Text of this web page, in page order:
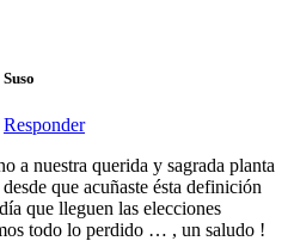
Suso
Responder
a nuestra querida y sagrada planta
que acuñaste ésta definición
que lleguen las elecciones
todo lo perdido … , un saludo !